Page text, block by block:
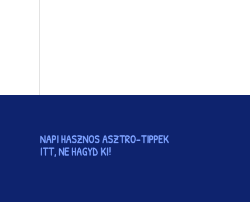
NAPI HASZNOS ASZTRO-TIPPEK
ITT, NE HAGYD KI!